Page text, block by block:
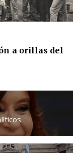
a orillas del